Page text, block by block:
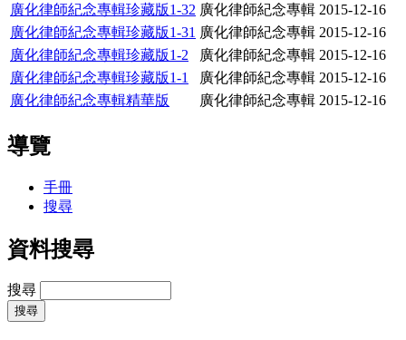
廣化律師紀念專輯珍藏版1-32 廣化律師紀念專輯 2015-12-16
廣化律師紀念專輯珍藏版1-31 廣化律師紀念專輯 2015-12-16
廣化律師紀念專輯珍藏版1-2
廣化律師紀念專輯 2015-12-16
廣化律師紀念專輯珍藏版1-1
廣化律師紀念專輯 2015-12-16
廣化律師紀念專輯精華版
廣化律師紀念專輯 2015-12-16
導覽
手冊
搜尋
資料搜尋
搜尋